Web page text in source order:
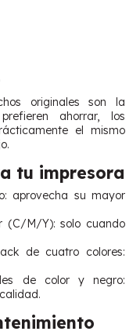
originales son la
ahorrar, los
el mismo
tu impresora
aprovecha su mayor
(C/M/Y): solo cuando
de cuatro colores:
de color y negro: